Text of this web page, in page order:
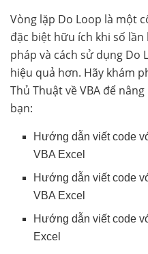
Vòng lặp Do Loop là một
đặc biệt hữu ích khi số
pháp và cách sử dụng Do
hiệu quả hơn. Hãy khám
Thủ Thuật về VBA để
bạn:
Hướng dẫn viết code
VBA Excel
Hướng dẫn viết code
VBA Excel
Hướng dẫn viết code
Excel